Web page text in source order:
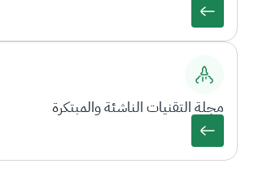
مجلة التقنيات الناشئة والمبتكرة